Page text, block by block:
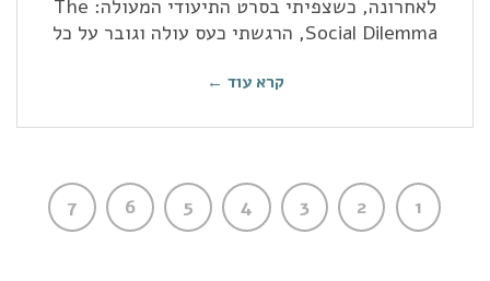
לאחרונה, כשצפיתי בסרט התיעודי המעולה: The
Social Dilemma, הרגשתי כעס עולה וגובר על כל
קרא עוד ←
1
2
3
4
5
6
7